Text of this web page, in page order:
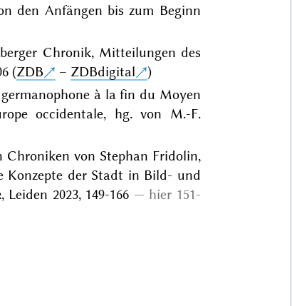
den Anfängen bis zum Beginn
Chronik, Mitteilungen des
(ZDB – ZDBdigital
)
à la fin du Moyen
occidentale, hg. von M.-F.
Chroniken von Stephan Fridolin,
Konzepte der Stadt in Bild- und
, Leiden 2023, 149-166
hier 151-